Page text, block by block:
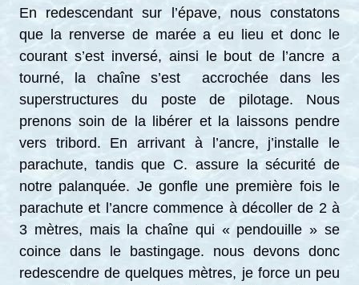
En redescendant sur l’épave, nous constatons
que la renverse de marée a eu lieu et donc le
courant s’est inversé, ainsi le bout de l’ancre a
tourné, la chaîne s’est accrochée dans les
superstructures du poste de pilotage. Nous
prenons soin de la libérer et la laissons pendre
vers tribord. En arrivant à l’ancre, j’installe le
parachute, tandis que C. assure la sécurité de
notre palanquée. Je gonfle une première fois le
parachute et l’ancre commence à décoller de 2 à
3 mètres, mais la chaîne qui « pendouille » se
coince dans le bastingage. nous devons donc
redescendre de quelques mètres, je force un peu